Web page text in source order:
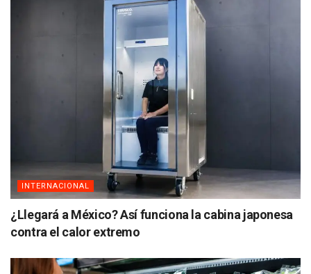
INTERNACIONAL
¿Llegará a México? Así funciona la cabina japonesa
contra el calor extremo